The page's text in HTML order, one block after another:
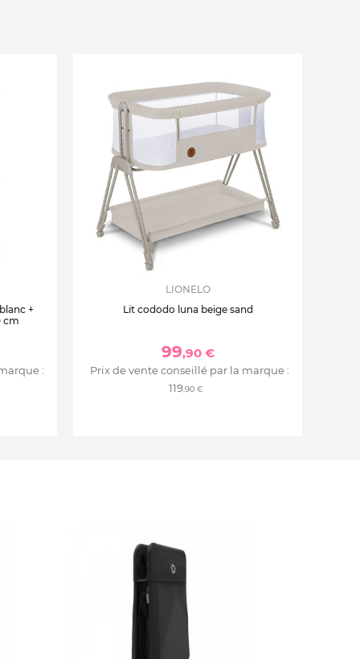
+
cm
:
LIONELO
Lit cododo luna beige sand
99,90 €
Prix de vente conseillé par la marque :
119,90 €